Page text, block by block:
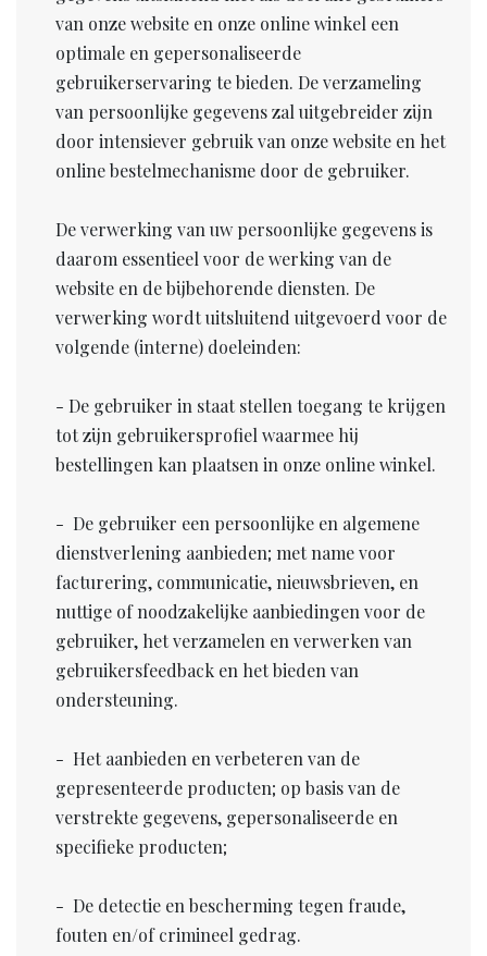
van onze website en onze online winkel een
optimale en gepersonaliseerde
gebruikerservaring te bieden. De verzameling
van persoonlijke gegevens zal uitgebreider zijn
door intensiever gebruik van onze website en het
online bestelmechanisme door de gebruiker.
De verwerking van uw persoonlijke gegevens is
daarom essentieel voor de werking van de
website en de bijbehorende diensten. De
verwerking wordt uitsluitend uitgevoerd voor de
volgende (interne) doeleinden:
- De gebruiker in staat stellen toegang te krijgen
tot zijn gebruikersprofiel waarmee hij
bestellingen kan plaatsen in onze online winkel.
- De gebruiker een persoonlijke en algemene
dienstverlening aanbieden; met name voor
facturering, communicatie, nieuwsbrieven, en
nuttige of noodzakelijke aanbiedingen voor de
gebruiker, het verzamelen en verwerken van
gebruikersfeedback en het bieden van
ondersteuning.
- Het aanbieden en verbeteren van de
gepresenteerde producten; op basis van de
verstrekte gegevens, gepersonaliseerde en
specifieke producten;
- De detectie en bescherming tegen fraude,
fouten en/of crimineel gedrag.